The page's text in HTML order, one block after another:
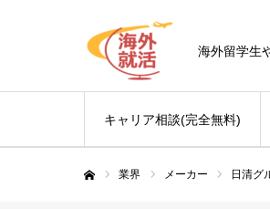
海外留学生
キャリア相談(完全無料)
業界 メーカー 日清グ